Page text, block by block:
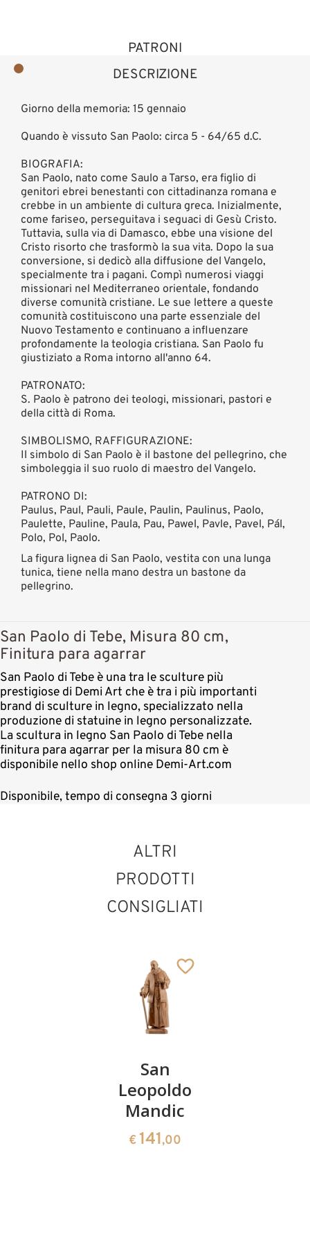
DESCRIZIONE
PATRONI
Giorno della memoria: 15 gennaio
Quando è vissuto San Paolo: circa 5 - 64/65 d.C.
BIOGRAFIA:
San Paolo, nato come Saulo a Tarso, era figlio di
genitori ebrei benestanti con cittadinanza romana e
crebbe in un ambiente di cultura greca. Inizialmente,
come fariseo, perseguitava i seguaci di Gesù Cristo.
Tuttavia, sulla via di Damasco, ebbe una visione del
Cristo risorto che trasformò la sua vita. Dopo la sua
conversione, si dedicò alla diffusione del Vangelo,
specialmente tra i pagani. Compì numerosi viaggi
missionari nel Mediterraneo orientale, fondando
diverse comunità cristiane. Le sue lettere a queste
comunità costituiscono una parte essenziale del
Nuovo Testamento e continuano a influenzare
profondamente la teologia cristiana. San Paolo fu
giustiziato a Roma intorno all'anno 64.
PATRONATO:
S. Paolo è patrono dei teologi, missionari, pastori e
della città di Roma.
SIMBOLISMO, RAFFIGURAZIONE:
Il simbolo di San Paolo è il bastone del pellegrino, che
simboleggia il suo ruolo di maestro del Vangelo.
PATRONO DI:
Paulus, Paul, Pauli, Paule, Paulin, Paulinus, Paolo,
Paulette, Pauline, Paula, Pau, Pawel, Pavle, Pavel, Pál,
Polo, Pol, Paolo.
La figura lignea di San Paolo, vestita con una lunga
tunica, tiene nella mano destra un bastone da
pellegrino.
San Paolo di Tebe, Misura 80 cm,
Finitura para agarrar
San Paolo di Tebe è una tra le sculture più
prestigiose di Demi Art che è tra i più importanti
brand di sculture in legno, specializzato nella
produzione di statuine in legno personalizzate.
La scultura in legno San Paolo di Tebe nella
finitura para agarrar per la misura 80 cm è
disponibile nello shop online Demi-Art.com
Disponibile, tempo di consegna 3 giorni
ALTRI
PRODOTTI
CONSIGLIATI
San
Leopoldo
Mandic
€ 141,00